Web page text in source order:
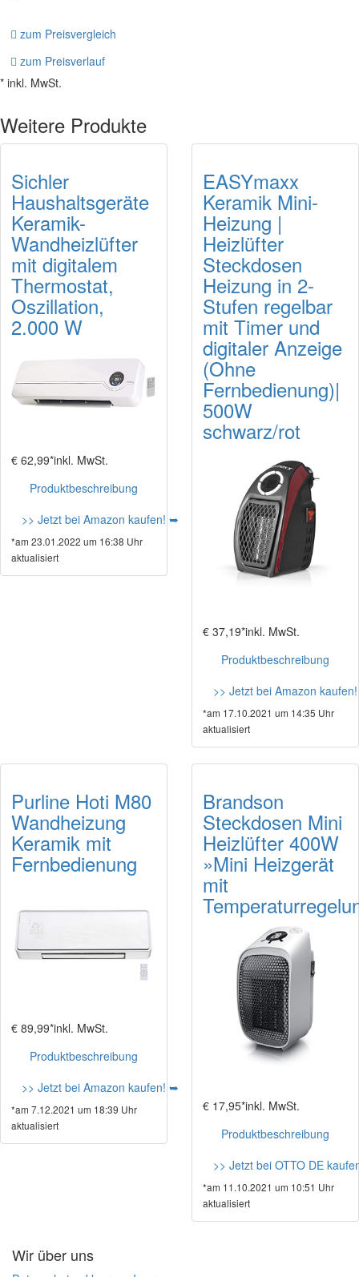
zum Preisvergleich
zum Preisverlauf
* inkl. MwSt.
Weitere Produkte
Sichler
Haushaltsgeräte
Keramik-
Wandheizlüfter
mit digitalem
Thermostat,
Oszillation,
2.000 W
€ 62,99*inkl. MwSt.
Produktbeschreibung
>> Jetzt bei Amazon kaufen! ➥
*am 23.01.2022 um 16:38 Uhr
aktualisiert
EASYmaxx
Keramik Mini-
Heizung |
Heizlüfter
Steckdosen
Heizung in 2-
Stufen regelbar
mit Timer und
digitaler Anzeige
(Ohne
Fernbedienung)|
500W
schwarz/rot
€ 37,19*inkl. MwSt.
Produktbeschreibung
>> Jetzt bei Amazon
*am 17.10.2021 um 14:35 Uhr
aktualisiert
Purline Hoti M80
Wandheizung
Keramik mit
Fernbedienung
€ 89,99*inkl. MwSt.
Produktbeschreibung
>> Jetzt bei Amazon kaufen! ➥
*am 7.12.2021 um 18:39 Uhr
aktualisiert
Brandson
Steckdosen Mini
Heizlüfter 400W
»Mini Heizgerät
mit
€ 17,95*inkl. MwSt.
Produktbeschreibung
>> Jetzt bei OTTO DE
*am 11.10.2021 um 10:51 Uhr
aktualisiert
Wir über uns